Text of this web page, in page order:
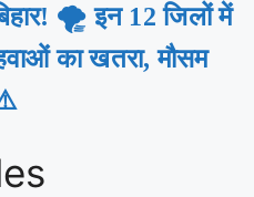
🌪️ इन 12 जिलों में
का खतरा, मौसम